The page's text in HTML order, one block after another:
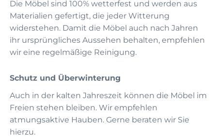
Die Möbel sind 100% wetterfest und werden aus
Materialien gefertigt, die jeder Witterung
widerstehen. Damit die Möbel auch nach Jahren
ihr ursprüngliches Aussehen behalten, empfehlen
wir eine regelmäßige Reinigung.
Schutz und Überwinterung
Auch in der kalten Jahreszeit können die Möbel im
Freien stehen bleiben. Wir empfehlen
atmungsaktive Hauben. Gerne beraten wir Sie
hierzu.